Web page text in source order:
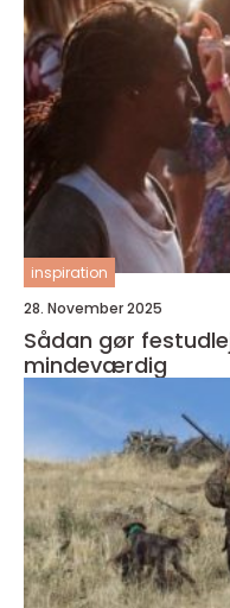
inspiration
28. November 2025
Sådan gør
mindeværdig